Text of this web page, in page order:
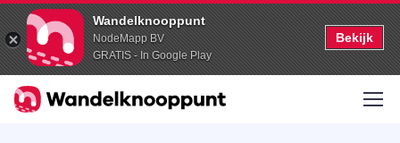
Wandelknooppunt
NodeMapp BV
GRATIS - In Google Play
Bekijk